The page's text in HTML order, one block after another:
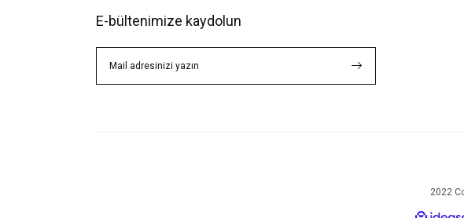
E-bültenimize kaydolun
2022